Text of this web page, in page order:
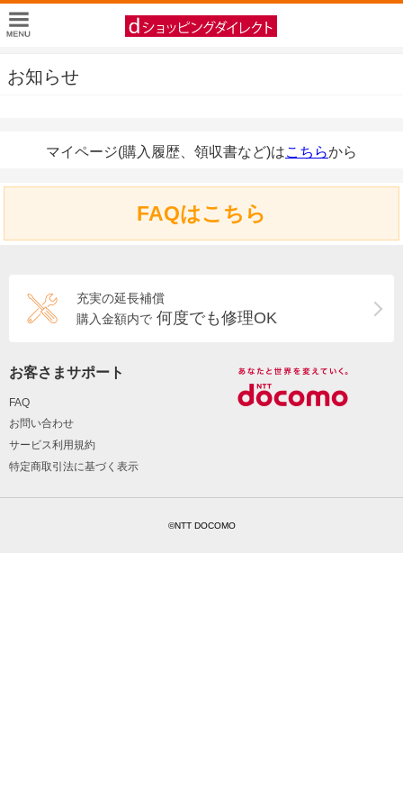
お知らせ
マイページ(購入履歴、領収書など)はこちらから
FAQはこちら
充実の延長補償
購入金額内で 何度でも修理OK
お客さまサポート
FAQ
お問い合わせ
サービス利用規約
特定商取引法に基づく表示
©NTT DOCOMO